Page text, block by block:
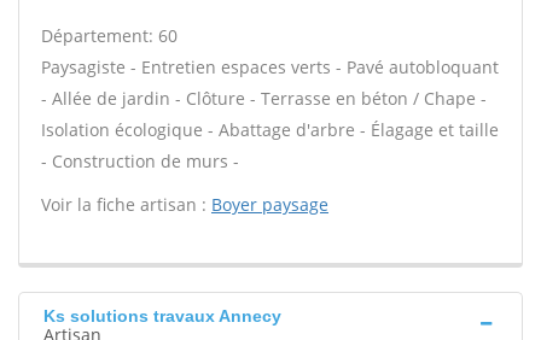
Département: 60
Paysagiste - Entretien espaces verts - Pavé autobloquant
- Allée de jardin - Clôture - Terrasse en béton / Chape -
Isolation écologique - Abattage d'arbre - Élagage et taille
- Construction de murs -
Voir la fiche artisan : Boyer paysage
Ks solutions travaux Annecy
Artisan